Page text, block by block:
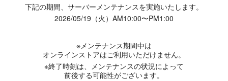
下記の期間、サーバーメンテナンスを実施いたします。
2026/05/19（火）AM10:00〜PM1:00
※メンテナンス期間中は
オンラインストアはご利用いただけません。
※終了時刻は、メンテナンスの状況によって
前後する可能性がございます。